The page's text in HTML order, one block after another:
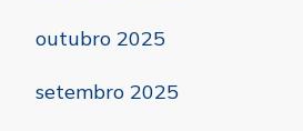
outubro 2025
setembro 2025